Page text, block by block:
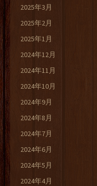
2025年3月
2025年2月
2025年1月
2024年12月
2024年11月
2024年10月
2024年9月
2024年8月
2024年7月
2024年6月
2024年5月
2024年4月